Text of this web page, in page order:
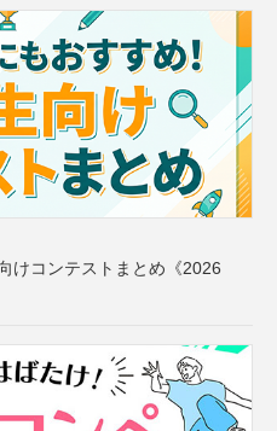
けコンテストまとめ《2026